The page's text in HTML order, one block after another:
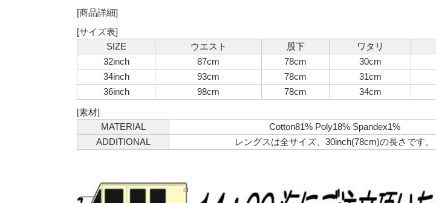
[商品詳細]
[サイズ表]
SIZE
ウエスト 股下 ワタリ
32inch
87cm 78cm 30cm
34inch
93cm 78cm 31cm
36inch
98cm 78cm 34cm
[素材]
MATERIAL
Cotton81% Poly18% Spandex1%
ADDITIONAL
レングスは全サイズ、30inch(78cm)の長さです。